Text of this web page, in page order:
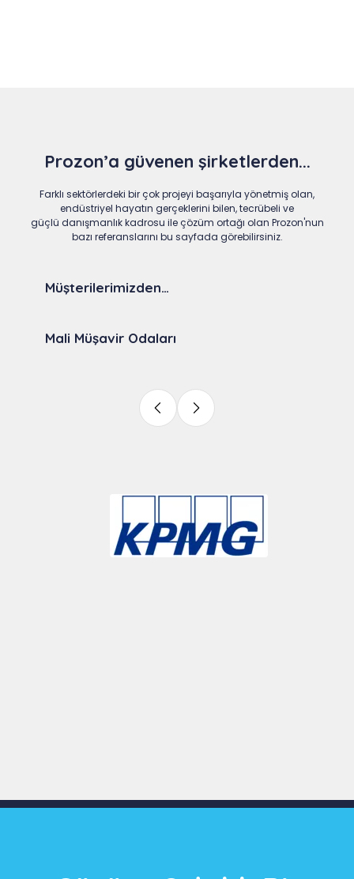
Prozon’a güvenen şirketlerden...
Farklı sektörlerdeki bir çok projeyi başarıyla yönetmiş olan,
endüstriyel hayatın gerçeklerini bilen, tecrübeli ve
güçlü danışmanlık kadrosu ile çözüm ortağı olan Prozon'nun
bazı referanslarını bu sayfada görebilirsiniz.
Müşterilerimizden…
Mali Müşavir Odaları